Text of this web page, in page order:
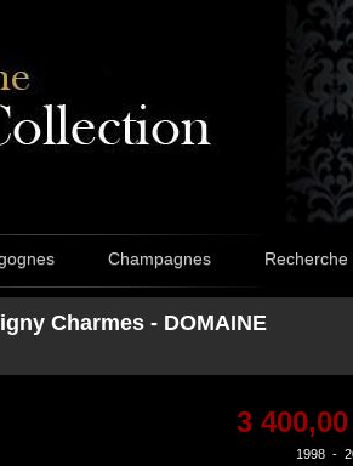
Champagnes Recherche
Charmes - DOMAINE
3
1998 -